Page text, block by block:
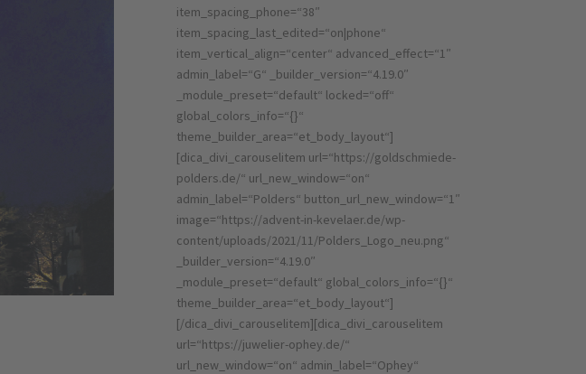
item_spacing_phone=“38″
item_spacing_last_edited=“on|phone“
item_vertical_align=“center“ advanced_effect=“1″
admin_label=“G“ _builder_version=“4.19.0″
_module_preset=“default“ locked=“off“
global_colors_info=“{}“
theme_builder_area=“et_body_layout“]
[dica_divi_carouselitem url=“https://goldschmiede-
polders.de/“ url_new_window=“on“
admin_label=“Polders“ button_url_new_window=“1″
image=“https://advent-in-kevelaer.de/wp-
content/uploads/2021/11/Polders_Logo_neu.png“
_builder_version=“4.19.0″
_module_preset=“default“ global_colors_info=“{}“
theme_builder_area=“et_body_layout“]
[/dica_divi_carouselitem][dica_divi_carouselitem
url=“https://juwelier-ophey.de/“
url_new_window=“on“ admin_label=“Ophey“